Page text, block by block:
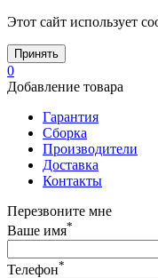
Этот сайт использует
Принять
0
Добавление товара
Гарантия
Сборка
Производители
Доставка
Контакты
Перезвоните мне
Ваше имя*
Телефон*